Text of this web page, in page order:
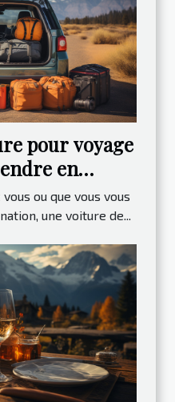
pour voyage
en
ou que vous vous
une voiture de...